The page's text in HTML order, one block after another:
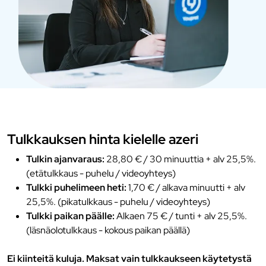
Tulkkauksen hinta kielelle azeri
Tulkin ajanvaraus: 28,80 € / 30 minuuttia + alv 25,5%.
(etätulkkaus - puhelu / videoyhteys)
Tulkki puhelimeen heti:1,70 € / alkava minuutti + alv
25,5%. (pikatulkkaus - puhelu / videoyhteys)
Tulkki paikan päälle:Alkaen 75 € / tunti + alv 25,5%.
(läsnäolotulkkaus - kokous paikan päällä)
Ei kiinteitä kuluja. Maksat vain tulkkaukseen käytetystä